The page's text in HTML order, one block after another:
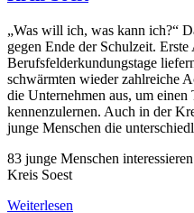
„Was will ich, was kann ich?“
gegen Ende der Schulzeit.
Berufsfelderkundungstage
schwärmten wieder zahlreiche
die Unternehmen aus, um einen
kennenzulernen. Auch in der
junge Menschen die
83 junge Menschen
Kreis Soest
Weiterlesen